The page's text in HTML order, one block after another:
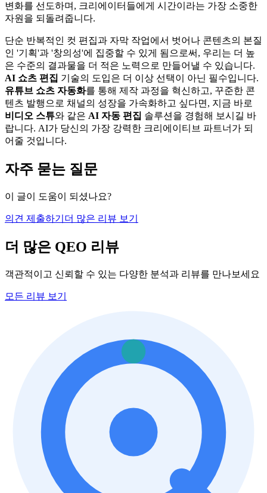
변화를 선도하며, 크리에이터들에게 시간이라는 가장 소중한
자원을 되돌려줍니다.
단순 반복적인 컷 편집과 자막 작업에서 벗어나 콘텐츠의 본질
인 '기획'과 '창의성'에 집중할 수 있게 됨으로써, 우리는 더 높
은 수준의 결과물을 더 적은 노력으로 만들어낼 수 있습니다.
AI 쇼츠 편집 기술의 도입은 더 이상 선택이 아닌 필수입니다.
유튜브 쇼츠 자동화를 통해 제작 과정을 혁신하고, 꾸준한 콘
텐츠 발행으로 채널의 성장을 가속화하고 싶다면, 지금 바로
비디오 스튜와 같은 AI 자동 편집 솔루션을 경험해 보시길 바
랍니다. AI가 당신의 가장 강력한 크리에이티브 파트너가 되
어줄 것입니다.
자주 묻는 질문
이 글이 도움이 되셨나요?
의견 제출하기 더 많은 리뷰 보기
더 많은 QEO 리뷰
객관적이고 신뢰할 수 있는 다양한 분석과 리뷰를 만나보세요
모든 리뷰 보기